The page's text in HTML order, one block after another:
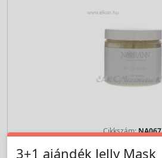
Cikkszám:NA067
3+1 ajándék Jelly Mask